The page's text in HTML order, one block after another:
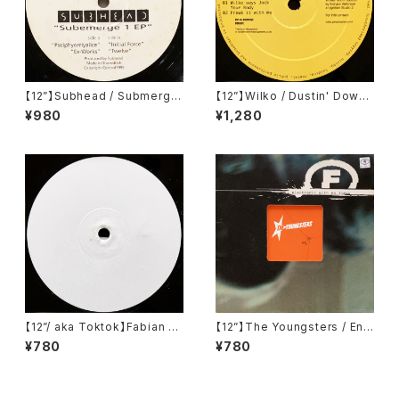
【12”】Subhead / Submerge
1 EP (Sativae Recordings)
(tiva006)
¥980
【12”】Wilko / Dustin' Down
The Analogue E.P (Ignition
Records) (IGT 010)
¥1,280
【12”/ aka Toktok】Fabian Fe
yerabendt / Moabit Rules
(V-Records) (V011)
¥780
【12”】The Youngsters / End
(F Communications) (F 13
5)
¥780